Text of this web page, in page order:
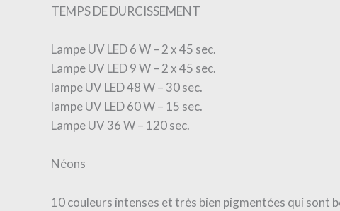
TEMPS DE DURCISSEMENT
Lampe UV LED 6 W – 2 x 45 sec.
Lampe UV LED 9 W – 2 x 45 sec.
lampe UV LED 48 W – 30 sec.
lampe UV LED 60 W – 15 sec.
Lampe UV 36 W – 120 sec.
Néons
10 couleurs intenses et très bien pigmentées qui sont